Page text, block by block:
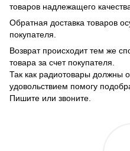
товаров надлежащего
Обратная доставка товаров
покупателя.
Возврат происходит тем же
товара за счет покупателя.
Так как радиотовары должны
удовольствием помогу
Пишите или звоните.